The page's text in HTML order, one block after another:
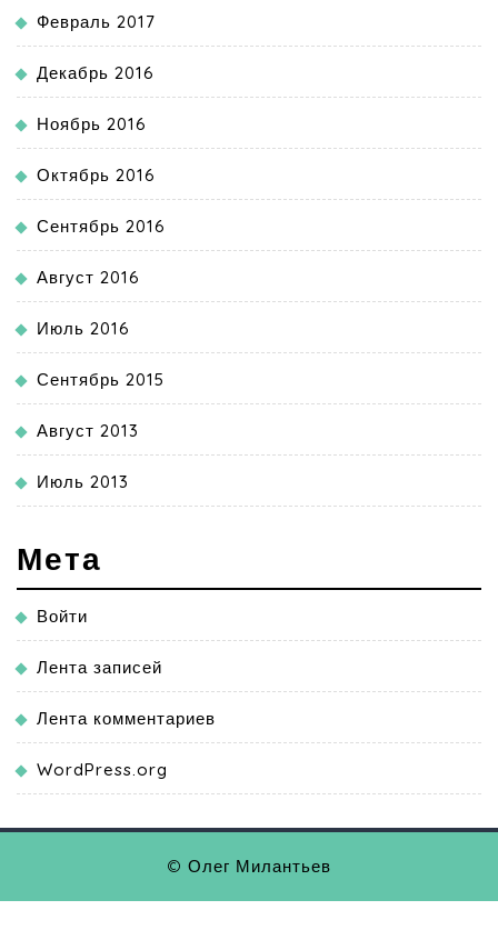
Февраль 2017
Декабрь 2016
Ноябрь 2016
Октябрь 2016
Сентябрь 2016
Август 2016
Июль 2016
Сентябрь 2015
Август 2013
Июль 2013
Мета
Войти
Лента записей
Лента комментариев
WordPress.org
© Олег Милантьев